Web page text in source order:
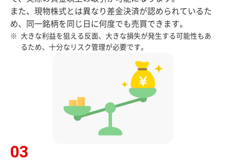
また、現物株式とは異なり差金決済が認められているた
め、同一銘柄を同じ日に何度でも売買できます。
大きな利益を狙える反面、大きな損失が発生する可能性もあ
るため、十分なリスク管理が必要です。